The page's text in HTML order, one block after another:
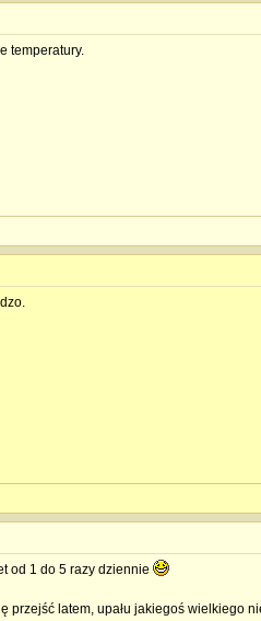
temperatury.
od 1 do 5 razy dziennie
przejść latem, upału jakiegoś wielkiego